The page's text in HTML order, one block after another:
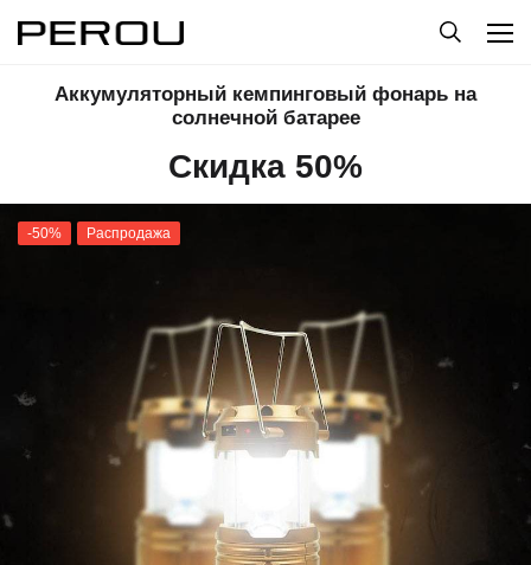
Аккумуляторный кемпинговый фонарь на
солнечной батарее
Скидка 50%
-50% Распродажа